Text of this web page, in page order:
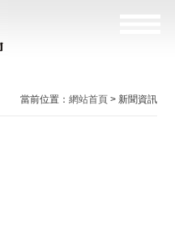
當前位置： 網站首頁> 新聞資訊